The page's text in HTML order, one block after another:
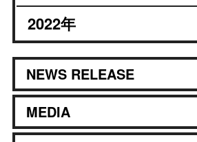
2022年
NEWS RELEASE
MEDIA